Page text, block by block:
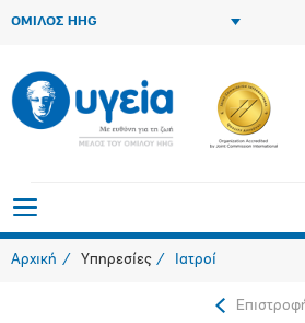
ΟΜΙΛΟΣ HHG
Αρχική Υπηρεσίες Ιατροί